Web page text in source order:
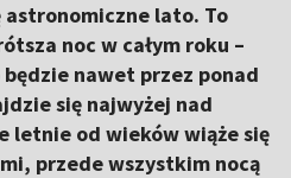
astronomiczne lato. To
noc w całym roku –
będzie nawet przez ponad
się najwyżej nad
letnie od wieków wiąże się
przede wszystkim nocą